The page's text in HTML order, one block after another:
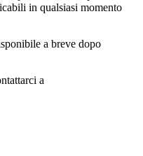
in qualsiasi momento
a breve dopo
a